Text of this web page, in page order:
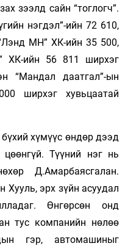
зээлд сайн “тоглогч”.
нэгдэл”-ийн 72 610,
МН” ХК-ийн 35 500,
ХК-ийн 56 811 ширхэг
“Мандал даатгал”-ын
шир­хэг хувь­цаатай
хүмүүс өндөр дээд
Түүний нэг нь
Д.Амарбаясгалан.
Хууль, эрх зүйн асуудал
Өнгөрсөн онд
тус компанийн нөлөө
гэр, ав­томашиныг